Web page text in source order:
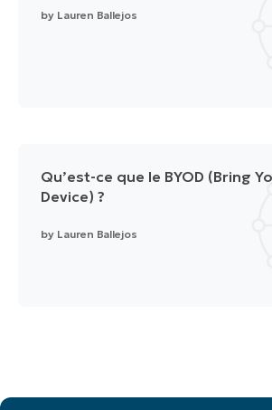
by Lauren Ballejos
Qu’est-ce que le BYOD (Bring
Device) ?
by Lauren Ballejos